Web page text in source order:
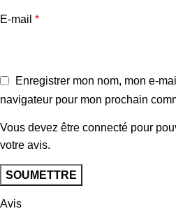
Avis
E-mail *
Enregistrer mon nom, mon e-
navigateur pour mon prochain
Vous devez être connecté pour
votre avis.